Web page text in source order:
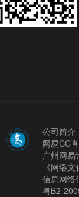
公司简介
网易CC
广州网
《网络
信息网络
粤B2-